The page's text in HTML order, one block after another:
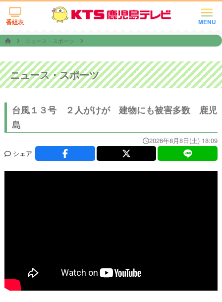
MENU
番組表
ニュース・スポーツ
ニュース・スポーツ
台風１３号 ２人がけが 建物にも被害多数 鹿児
島
2026年8月8日(土) 18:09
シェア